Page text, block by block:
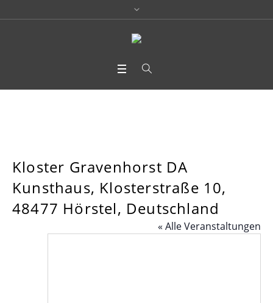
Kloster Gravenhorst DA
Kunsthaus, Klosterstraße 10,
48477 Hörstel, Deutschland
« Alle Veranstaltungen